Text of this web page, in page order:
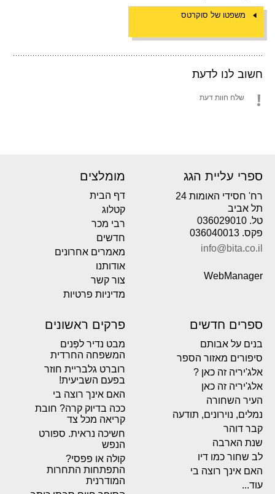
משפטו של סוקרטס
חשוב לנו לדעת
שלח חוות דעת
ספרי עליית הגג
רח' חסידי האומות 24
תל אביב
טל. 036029010
פקס. 036040013
info@bita.co.il
WebManager
מומלצים
דף הבית
קטלוג
רבי מכר
חדשים
מאמרים אחרונים
אודותנו
צור קשר
מדיניות פרטיות
ספרים חדשים
בנים על אבותם
סיפורים מאזור הספר
אלג'יריה זה כאן ?
אלג'יריה זה כאן
העיר השחורה
נמלים, נוירונים, תודעה
קבר דוהר
שנת הארבה
לב שחור כמו דיו
האם אינך רוצה בי
עוד...
פרקים ראשונים
מבט נדיר לפְּנים
המשפחה החרדית
רוברט גלבריית חוזר
בפעם השביעית!
האם אינך רוצה בי
ככה בדיוק קרה? חובת
קריאה מכל צד
חשיכה נראית. ספורט
הנפש
קולה או פפסי?
התפתחות התחרות
המודרנית